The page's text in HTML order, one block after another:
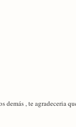
, te agradeceria